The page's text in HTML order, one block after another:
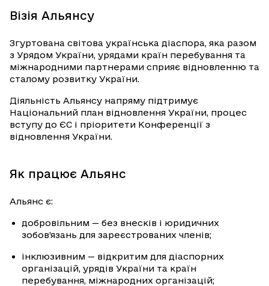
Візія Альянсу
Згуртована світова українська діаспора, яка разом
з Урядом України, урядами країн перебування та
міжнародними партнерами сприяє відновленню та
сталому розвитку України.
Діяльність Альянсу напряму підтримує
Національний план відновлення України, процес
вступу до ЄС і пріоритети Конференції з
відновлення України.
Як працює Альянс
Альянс є:
добровільним — без внесків і юридичних
зобов’язань для зареєстрованих членів;
інклюзивним — відкритим для діаспорних
організацій, урядів України та країн
перебування, міжнародних організацій;